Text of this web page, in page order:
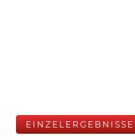
EINZELERGEBNISSE